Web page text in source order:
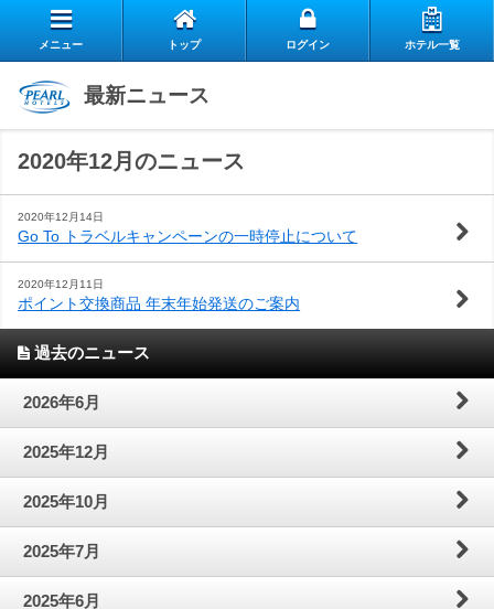
リ
ー
慢
の
朝
ス
タ
ッ
フ
の
お
客
様
の
よ
く
あ
る
質
問
お
問
い
合
わ
せ
閉じる
メニュー トップ ログイン ホテル一覧
最新ニュース
2020年12月のニュース
2020年12月14日
Go To トラベルキャンペーンの一時停止について
2020年12月11日
ポイント交換商品 年末年始発送のご案内
過去のニュース
2026年6月
2025年12月
2025年10月
2025年7月
2025年6月